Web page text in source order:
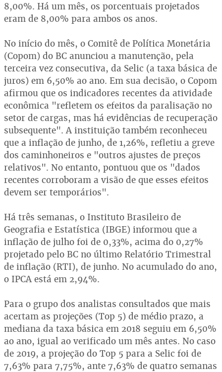
8,00%. Há um mês, os porcentuais projetados
eram de 8,00% para ambos os anos.
No início do mês, o Comitê de Política Monetária
(Copom) do BC anunciou a manutenção, pela
terceira vez consecutiva, da Selic (a taxa básica de
juros) em 6,50% ao ano. Em sua decisão, o Copom
afirmou que os indicadores recentes da atividade
econômica "refletem os efeitos da paralisação no
setor de cargas, mas há evidências de recuperação
subsequente". A instituição também reconheceu
que a inflação de junho, de 1,26%, refletiu a greve
dos caminhoneiros e "outros ajustes de preços
relativos". No entanto, pontuou que os "dados
recentes corroboram a visão de que esses efeitos
devem ser temporários".
Há três semanas, o Instituto Brasileiro de
Geografia e Estatística (IBGE) informou que a
inflação de julho foi de 0,33%, acima do 0,27%
projetado pelo BC no último Relatório Trimestral
de inflação (RTI), de junho. No acumulado do ano,
o IPCA está em 2,94%.
Para o grupo dos analistas consultados que mais
acertam as projeções (Top 5) de médio prazo, a
mediana da taxa básica em 2018 seguiu em 6,50%
ao ano, igual ao verificado um mês antes. No caso
de 2019, a projeção do Top 5 para a Selic foi de
7,63% para 7,75%, ante 7,63% de quatro semanas